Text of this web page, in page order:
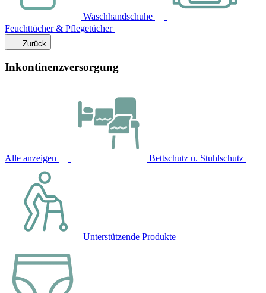
Waschhandschuhe
Feuchttücher & Pflegetücher
Zurück
Inkontinenzversorgung
Alle anzeigen Bettschutz u. Stuhlschutz
Unterstützende Produkte